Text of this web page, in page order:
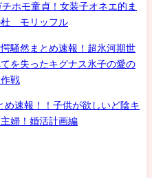
モ童貞！女装子オネエ的ま
杜 モリッフル
騒然まとめ速報！超氷河期世
を失ったキグナス氷子の愛の
戦
め速報！！子供が欲しいど陰キ
婦！婚活計画編